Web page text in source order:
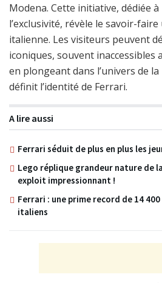
Modena. Cette initiative, dédiée à
l’exclusivité, révèle le savoir-
italienne. Les visiteurs peuvent
iconiques, souvent
en plongeant dans l’univers de
définit l’identité de Ferrari.
A lire aussi
Ferrari séduit de plus en plus les
Lego réplique grandeur nature de
exploit impressionnant !
Ferrari : une prime record de 14
italiens